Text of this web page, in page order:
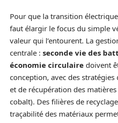
Pour que la transition
faut élargir le focus du simple
valeur qui l’entourent. La
centrale : seconde vie des
économie circulaire doivent
conception, avec des
et de récupération des
cobalt). Des filières de
traçabilité des matériaux